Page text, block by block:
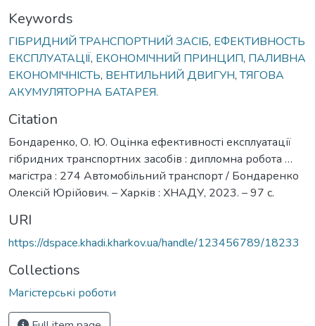
Keywords
ГІБРИДНИЙ ТРАНСПОРТНИЙ ЗАСІБ, ЕФЕКТИВНОСТЬ
ЕКСПЛУАТАЦІЇ, ЕКОНОМІЧНИЙ ПРИНЦИП, ПАЛИВНА
ЕКОНОМІЧНІСТЬ, ВЕНТИЛЬНИЙ ДВИГУН,ТЯГОВА
АКУМУЛЯТОРНА БАТАРЕЯ.
Citation
Бондаренко, О. Ю. Оцінка ефективності експлуатації
гібридних транспортних засобів : дипломна робота …
магістра : 274 Автомобільний транспорт / Бондаренко
Олексій Юрійович. – Харків : ХНАДУ, 2023. – 97 с.
URI
https://dspace.khadi.kharkov.ua/handle/123456789/18233
Collections
Магістерські роботи